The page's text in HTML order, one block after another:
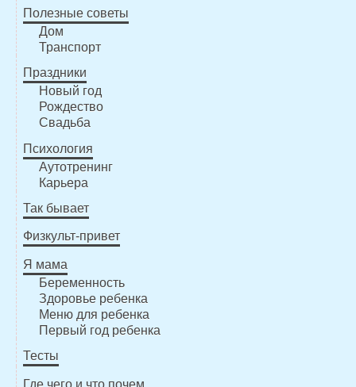
Полезные советы
Дом
Транспорт
Праздники
Новый год
Рождество
Свадьба
Психология
Аутотренинг
Карьера
Так бывает
Физкульт-привет
Я мама
Беременность
Здоровье ребенка
Меню для ребенка
Первый год ребенка
Тесты
Где чего и что почем